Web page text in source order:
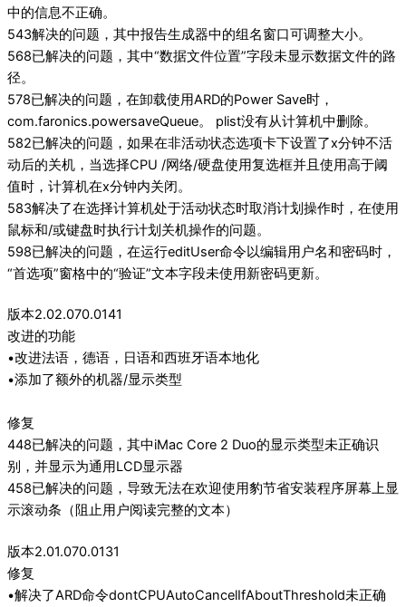
中的信息不正确。
543解决的问题，其中报告生成器中的组名窗口可调整大小。
568已解决的问题，其中“数据文件位置”字段未显示数据文件的路
径。
578已解决的问题，在卸载使用ARD的Power Save时，
com.faronics.powersaveQueue。 plist没有从计算机中删除。
582已解决的问题，如果在非活动状态选项卡下设置了x分钟不活
动后的关机，当选择CPU /网络/硬盘使用复选框并且使用高于阈
值时，计算机在x分钟内关闭。
583解决了在选择计算机处于活动状态时取消计划操作时，在使用
鼠标和/或键盘时执行计划关机操作的问题。
598已解决的问题，在运行editUser命令以编辑用户名和密码时，
“首选项”窗格中的“验证”文本字段未使用新密码更新。
版本2.02.070.0141
改进的功能
•改进法语，德语，日语和西班牙语本地化
•添加了额外的机器/显示类型
修复
448已解决的问题，其中iMac Core 2 Duo的显示类型未正确识
别，并显示为通用LCD显示器
458已解决的问题，导致无法在欢迎使用豹节省安装程序屏幕上显
示滚动条（阻止用户阅读完整的文本）
版本2.01.070.0131
修复
•解决了ARD命令dontCPUAutoCancelIfAboutThreshold未正确